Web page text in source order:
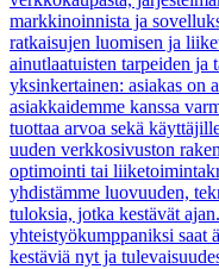
markkinoinnista ja
ratkaisujen luomisen ja
ainutlaatuisten tarpeiden ja
yksinkertainen: asiakas on
asiakkaidemme kanssa
tuottaa arvoa sekä
uuden verkkosivuston
optimointi tai
yhdistämme luovuuden,
tuloksia, jotka kestävät
yhteistyökumppaniksi saat
kestäviä nyt ja